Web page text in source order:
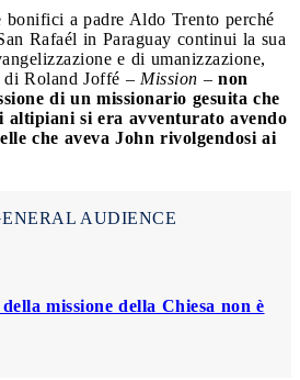
bonifici a padre Aldo Trento perché
Rafaél in Paraguay continui la sua
e di umanizzazione,
di Roland Joffé – Mission – non
di un missionario gesuita che
altipiani si era avventurato avendo
che aveva John rivolgendosi ai
missione della Chiesa non è